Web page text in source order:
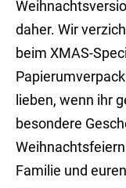
daher. Wir
beim XMAS-
lieben, wenn ihr
besondere
Familie und